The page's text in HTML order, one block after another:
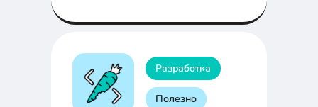
браузерную совместимость и
сайта для всех пользователей.
Разработка
Полезно